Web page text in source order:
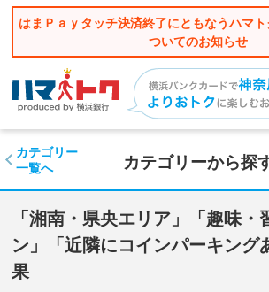
はまＰａｙタッチ決済終了にともなうハマ
ついてのお知らせ
カテゴリーから探
カテゴリー
一覧へ
「湘南・県央エリア」「趣味
ン」「近隣にコインパーキング
果